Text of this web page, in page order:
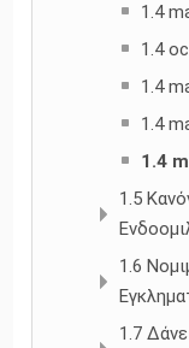
1.4
1.4
1.4
1.4
1.4
1.5
1.6
1.7